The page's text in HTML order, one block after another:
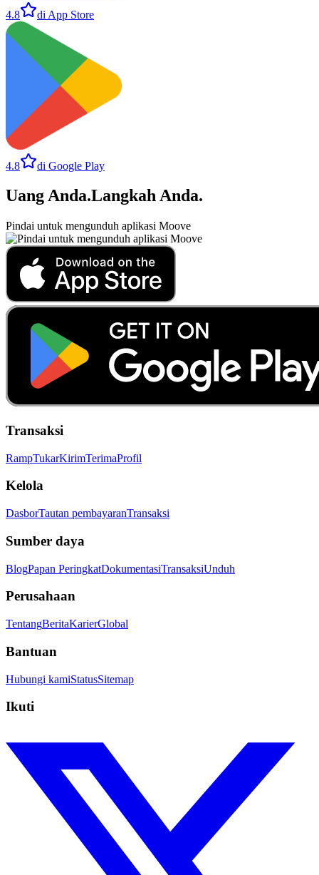
4.8 di App Store
4.8 di Google Play
Uang Anda.Langkah Anda.
Pindai untuk mengunduh aplikasi Moove
Transaksi
RampTukarKirimTerimaProfil
Kelola
DasborTautan pembayaranTransaksi
Sumber daya
BlogPapan PeringkatDokumentasiTransaksiUnduh
Perusahaan
TentangBeritaKarierGlobal
Bantuan
Hubungi kamiStatusSitemap
Ikuti